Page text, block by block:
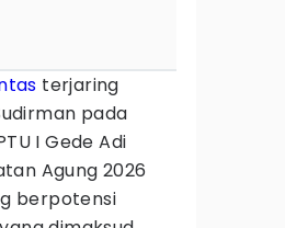
terjaring
pada
I Gede Adi
Agung 2026
berpotensi